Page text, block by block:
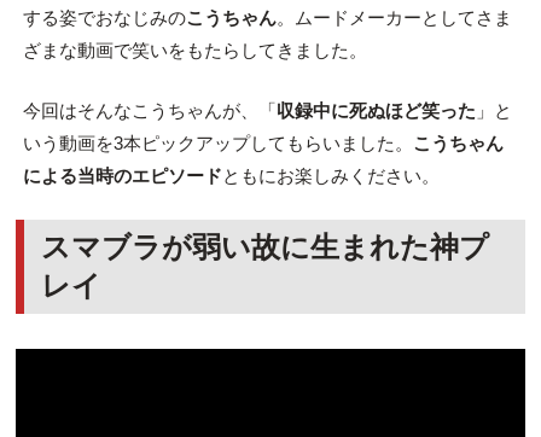
する姿でおなじみのこうちゃん。ムードメーカーとしてさま
ざまな動画で笑いをもたらしてきました。
今回はそんなこうちゃんが、「収録中に死ぬほど笑った 」と
いう動画を3本ピックアップしてもらいました。 こうちゃん
による当時のエピソードともにお楽しみください。
スマブラが弱い故に生まれた神プ
レイ